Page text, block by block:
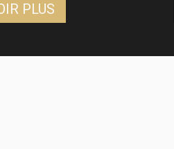
PLUS